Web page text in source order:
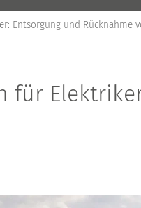
Entsorgung und Rücknahme
für